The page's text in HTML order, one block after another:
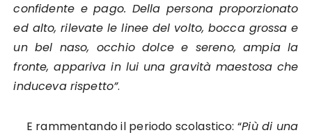
confidente e pago. Della persona proporzionato
ed alto, rilevate le linee del volto, bocca grossa e
un bel naso, occhio dolce e sereno, ampia la
fronte, appariva in lui una gravità maestosa che
induceva rispetto”.
E rammentando il periodo scolastico: “Più di una